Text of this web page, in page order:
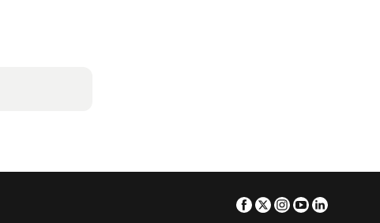
Facebook
TwitterInstagram
Youtube